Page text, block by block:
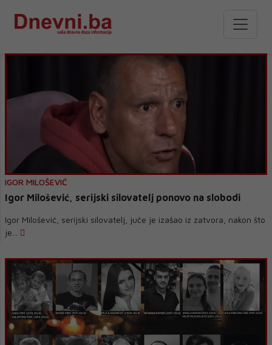
IGOR MILOŠEVIĆ
Igor Milošević, serijski silovatelj ponovo na slobodi
Igor Milošević, serijski silovatelj, juče je izašao iz zatvora, nakon što
je...